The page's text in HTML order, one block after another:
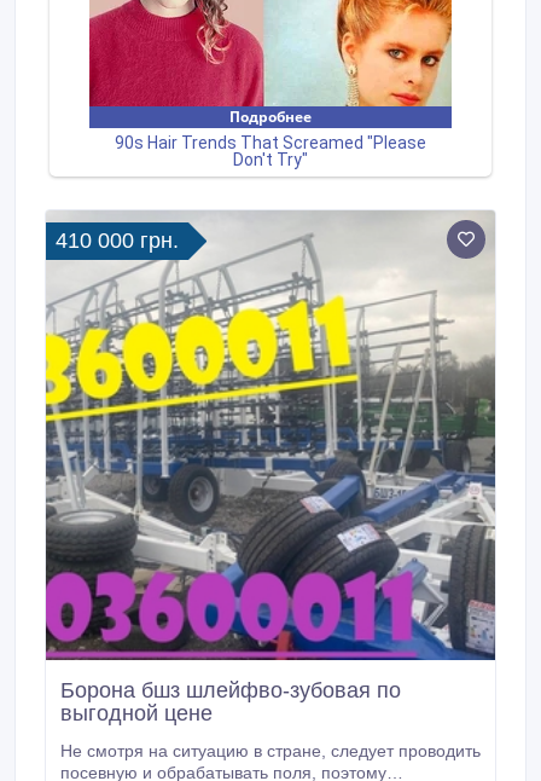
410 000 грн.
Борона бшз шлейфво-зубовая по
выгодной цене
Не смотря на ситуацию в стране, следует проводить
посевную и обрабатывать поля, поэтому